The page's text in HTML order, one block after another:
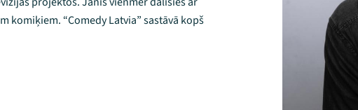
komiķiem. “Comedy Latvia” sastāvā kopš